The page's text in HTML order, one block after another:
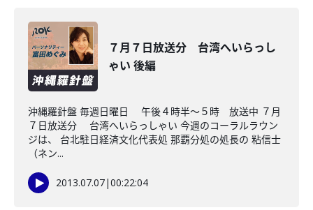
７月７日放送分 台湾へいらっし
ゃい 後編
沖縄羅針盤 毎週日曜日 午後４時半～５時 放送中 ７月
７日放送分 台湾へいらっしゃい 今週のコーラルラウン
ジは、 台北駐日経済文化代表処 那覇分処の処長の 粘信士
（ネン...
2013.07.07|00:22:04